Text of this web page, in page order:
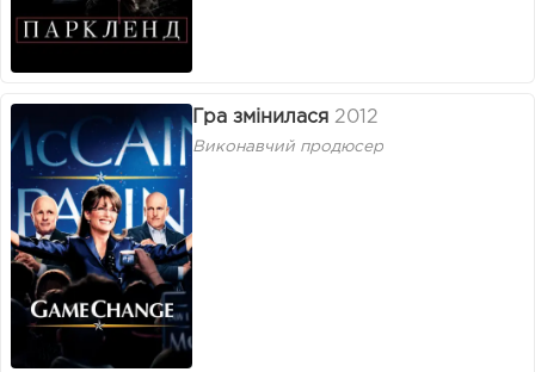
Гра змінилася 2012
Виконавчий продюсер